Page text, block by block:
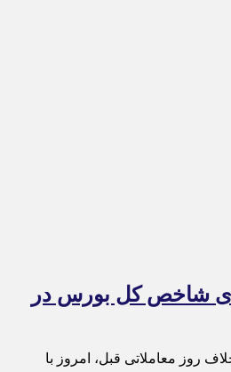
واحدی شاخص کل بورس در
روز معاملاتی قبل، امروز با